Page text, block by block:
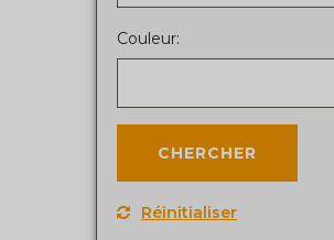
Couleur:
Réinitialiser